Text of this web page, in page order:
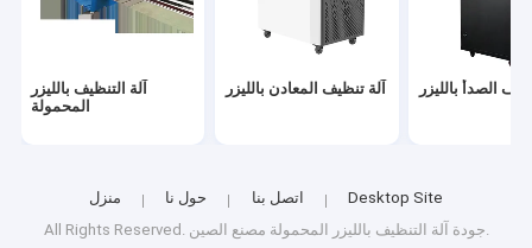
آلة التنظيف بالليزر
المحمولة
آلة تنظيف المعادن بالليزر الصدأ بالليزر
منزل حول نا اتصل بنا
Desktop Site
All Rights Reserved. جودة
آلة التنظيف بالليزر المحمولة